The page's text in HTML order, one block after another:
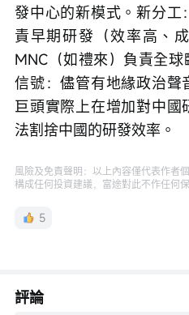
發中心的新模式。新分工
責早期研發（效率高、
MNC（如禮來）負責全
信號：儘管有地緣政治聲
巨頭實際上在增加對中國
法割捨中國的研發效率。
風險及免責聲明：以上內容僅代表作者
構成任何投資建議，富途對此不作任何
5
評論